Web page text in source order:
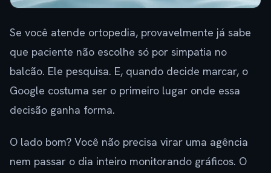
Se você atende ortopedia, provavelmente já sabe
que paciente não escolhe só por simpatia no
balcão. Ele pesquisa. E, quando decide marcar, o
Google costuma ser o primeiro lugar onde essa
decisão ganha forma.
O lado bom? Você não precisa virar uma agência
nem passar o dia inteiro monitorando gráficos. O